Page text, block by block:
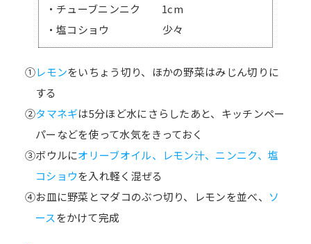
・チューブニンニク 1cm
・塩コショウ 少々
①レモンをいちょう切り、ほかの野菜はみじん切りに
する
②タマネギは5分ほど水にさらしたあと、キッチンペー
パーなどを使って水気をきっておく
③ボウルにオリーブオイル、レモン汁、ニンニク、塩
コショウを入れ軽く混ぜる
④お皿に野菜とマダコのぶつ切り、レモンを並べ、
ソ
ースをかけて完成